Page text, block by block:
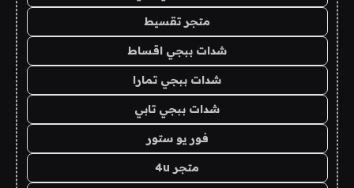
متجر تقسيط
شدات ببجي اقساط
شدات ببجي تمارا
شدات ببجي تابي
فور يو ستور
متجر 4u